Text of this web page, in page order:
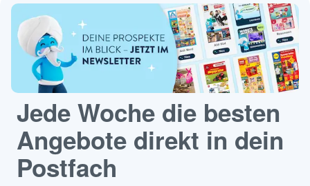
Jede Woche die besten
Angebote direkt in dein
Postfach